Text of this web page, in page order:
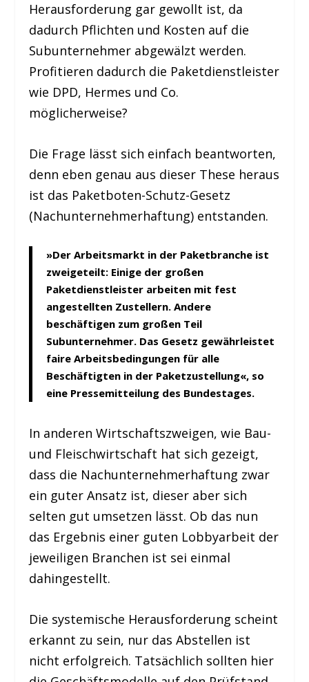
Herausforderung gar gewollt ist, da
dadurch Pflichten und Kosten auf die
Subunternehmer abgewälzt werden.
Profitieren dadurch die Paketdienstleister
wie DPD, Hermes und Co.
möglicherweise?
Die Frage lässt sich einfach beantworten,
denn eben genau aus dieser These heraus
ist das Paketboten-Schutz-Gesetz
(Nachunternehmerhaftung) entstanden.
»Der Arbeitsmarkt in der Paketbranche ist
zweigeteilt: Einige der großen
Paketdienstleister arbeiten mit fest
angestellten Zustellern. Andere
beschäftigen zum großen Teil
Subunternehmer. Das Gesetz gewährleistet
faire Arbeitsbedingungen für alle
Beschäftigten in der Paketzustellung«, so
eine Pressemitteilung des Bundestages.
In anderen Wirtschaftszweigen, wie Bau-
und Fleischwirtschaft hat sich gezeigt,
dass die Nachunternehmerhaftung zwar
ein guter Ansatz ist, dieser aber sich
selten gut umsetzen lässt. Ob das nun
das Ergebnis einer guten Lobbyarbeit der
jeweiligen Branchen ist sei einmal
dahingestellt.
Die systemische Herausforderung scheint
erkannt zu sein, nur das Abstellen ist
nicht erfolgreich. Tatsächlich sollten hier